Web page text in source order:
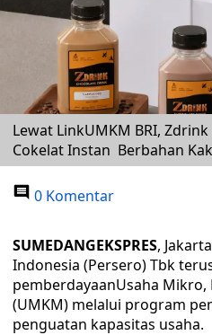
Lewat LinkUMKM BRI,
Cokelat Instan Berbahan
0 Komentar
SUMEDANGEKSPRES,
Indonesia (Persero) Tbk
pemberdayaanUsaha Mikro,
(UMKM) melalui program
penguatan kapasitas usaha.